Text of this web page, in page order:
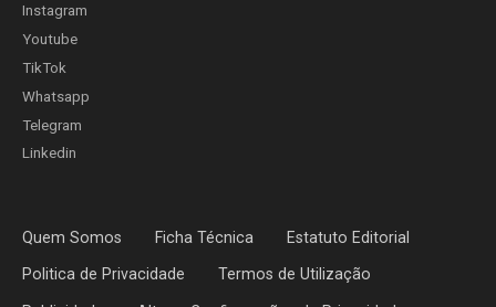
Instagram
Youtube
TikTok
Whatsapp
Telegram
Linkedin
Quem Somos Ficha Técnica Estatuto Editorial
Politica de Privacidade Termos de Utilização